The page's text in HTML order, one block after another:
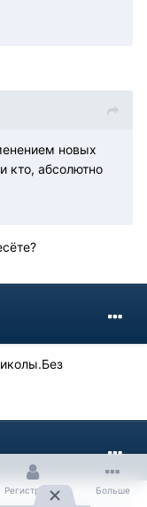
новых
кто, абсолютно
Регистрация Больше